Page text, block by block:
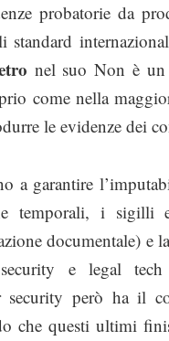
probatorie da
nel suo Non è
come nella
le evidenze dei
a garantire
temporali, i sigilli
documentale) e
e legal
security però ha il
che questi ultimi